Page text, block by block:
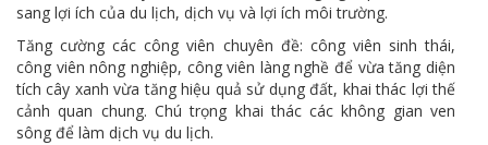
sang lợi ích của du lịch, dịch vụ và lợi ích môi trường.
Tăng cường các công viên chuyên đề: công viên sinh thái,
công viên nông nghiệp, công viên làng nghề để vừa tăng diện
tích cây xanh vừa tăng hiệu quả sử dụng đất, khai thác lợi thế
cảnh quan chung. Chú trọng khai thác các không gian ven
sông để làm dịch vụ du lịch.